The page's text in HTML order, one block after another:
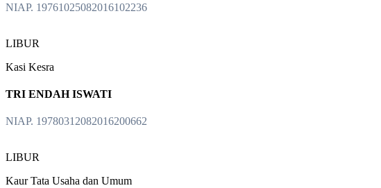
NIAP. 19761025082016102236
LIBUR
Kasi Kesra
TRI ENDAH ISWATI
NIAP. 19780312082016200662
LIBUR
Kaur Tata Usaha dan Umum